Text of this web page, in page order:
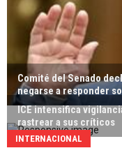
Comité del Senado
negarse a responder
ICE intensifica
rastrear a sus críticos
INTERNACIONAL